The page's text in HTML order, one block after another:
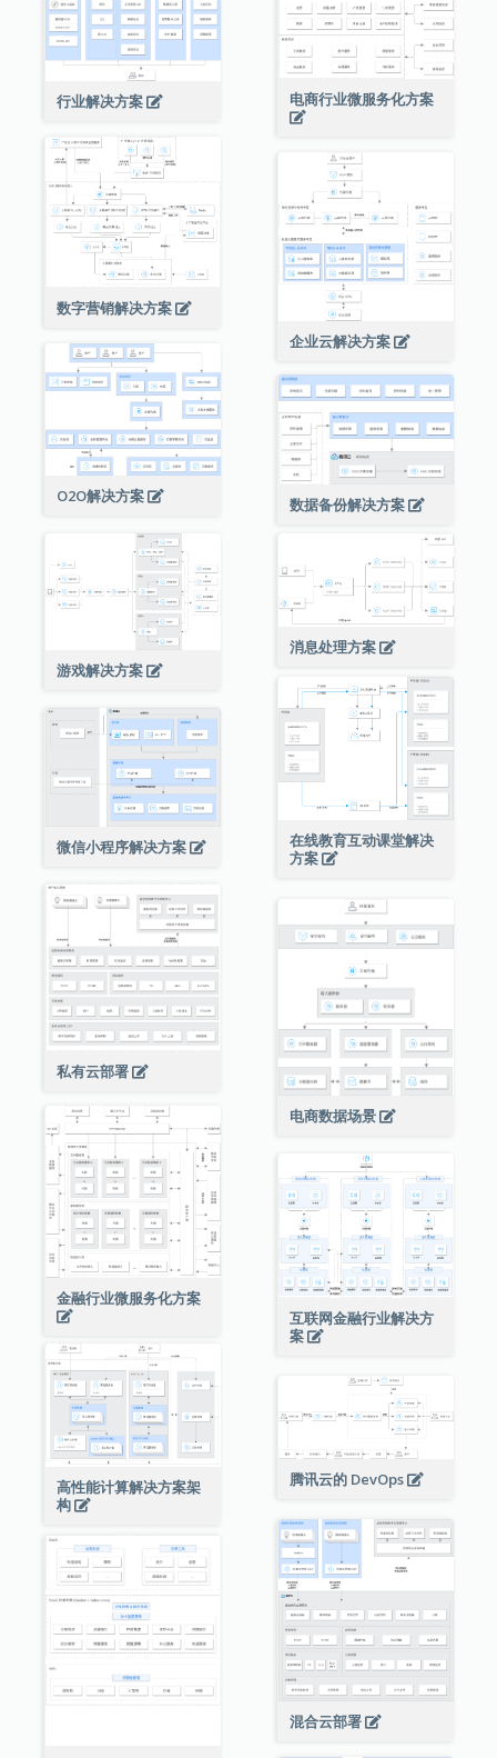
行业解决方案 电商行业微服务化方案
数字营销解决方案
企业云解决方案
O2O解决方案 数据备份解决方案
游戏解决方案
消息处理方案
在线教育互动课堂解决
方案
微信小程序解决方案
私有云部署
电商数据场景
金融行业微服务化方案
互联网金融行业解决方
案
高性能计算解决方案架
构
腾讯云的 DevOps
混合云部署